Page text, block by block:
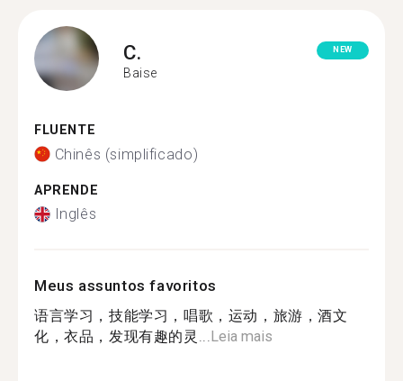
C.
Baise
NEW
FLUENTE
Chinês (simplificado)
APRENDE
Inglês
Meus assuntos favoritos
语言学习，技能学习，唱歌，运动，旅游，酒文
化，衣品，发现有趣的灵...Leia mais